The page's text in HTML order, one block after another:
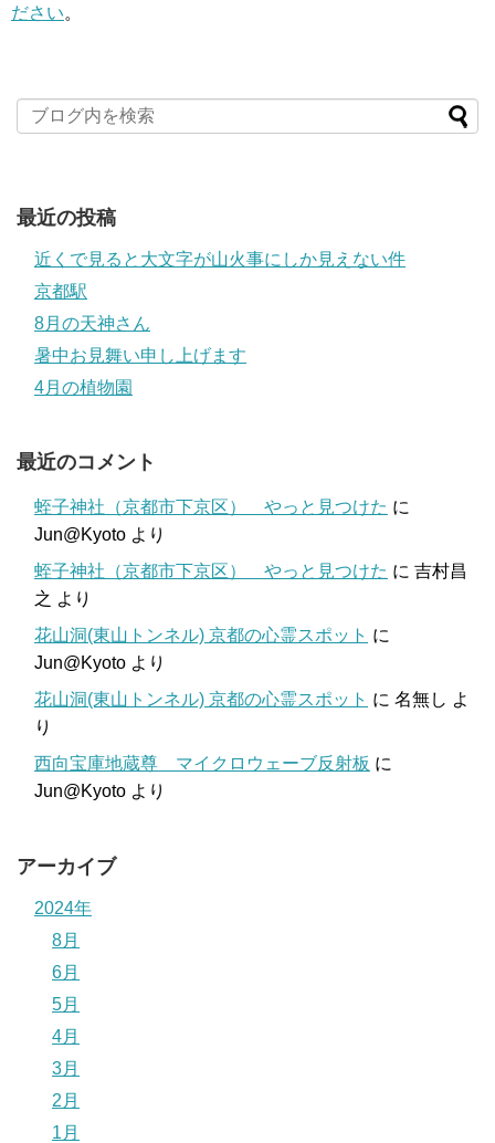
ださい。
最近の投稿
近くで見ると大文字が山火事にしか見えない件
京都駅
8月の天神さん
暑中お見舞い申し上げます
4月の植物園
最近のコメント
蛭子神社（京都市下京区） やっと見つけた に
Jun@Kyoto より
蛭子神社（京都市下京区） やっと見つけた に 吉村昌
之 より
花山洞(東山トンネル) 京都の心霊スポット に
Jun@Kyoto より
花山洞(東山トンネル) 京都の心霊スポット に 名無し よ
り
西向宝庫地蔵尊 マイクロウェーブ反射板 に
Jun@Kyoto より
アーカイブ
2024年
8月
6月
5月
4月
3月
2月
1月